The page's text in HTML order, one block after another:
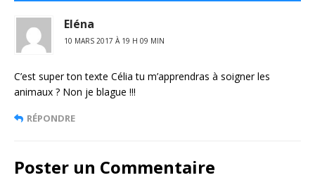
Eléna
10 MARS 2017 À 19 H 09 MIN
C’est super ton texte Célia tu m’apprendras à soigner les
animaux ? Non je blague !!!
RÉPONDRE
Poster un Commentaire